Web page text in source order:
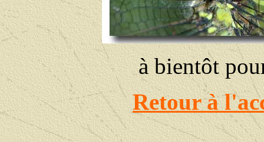
à bientôt
Retour à